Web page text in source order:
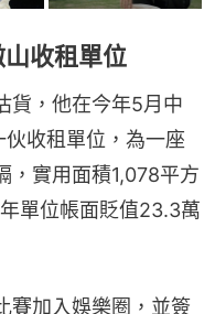
收租單位
貨，他在今年5月中
收租單位，為一座
，實用面積1,078平方
單位帳面貶值23.3萬
賽加入娛樂圈，並簽